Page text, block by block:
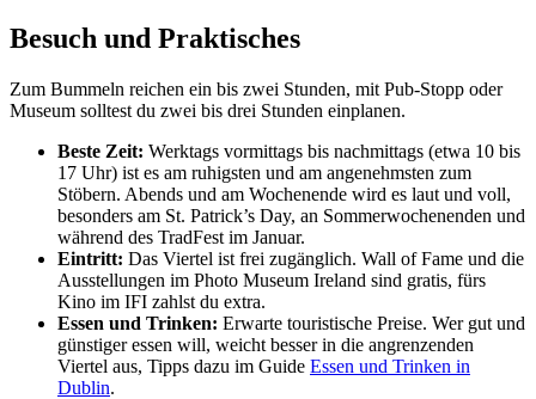
Besuch und Praktisches
Zum Bummeln reichen ein bis zwei Stunden, mit Pub-Stopp oder
Museum solltest du zwei bis drei Stunden einplanen.
Beste Zeit: Werktags vormittags bis nachmittags (etwa 10 bis
17 Uhr) ist es am ruhigsten und am angenehmsten zum
Stöbern. Abends und am Wochenende wird es laut und voll,
besonders am St. Patrick’s Day, an Sommerwochenenden und
während des TradFest im Januar.
Eintritt: Das Viertel ist frei zugänglich. Wall of Fame und die
Ausstellungen im Photo Museum Ireland sind gratis, fürs
Kino im IFI zahlst du extra.
Essen und Trinken: Erwarte touristische Preise. Wer gut und
günstiger essen will, weicht besser in die angrenzenden
Viertel aus, Tipps dazu im Guide Essen und Trinken in
Dublin.